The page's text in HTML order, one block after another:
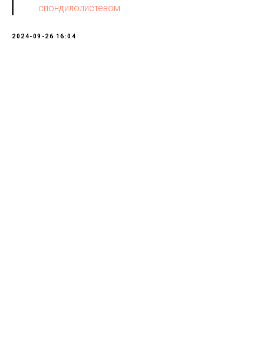
спондилолистезом
2024-09-26 16:04